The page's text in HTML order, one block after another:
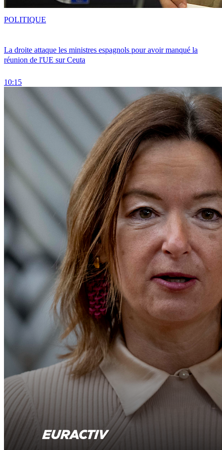
La droite attaque les ministres espagnols pour avoir manqué la
réunion de l'UE sur Ceuta
10:15
POLITIQUE